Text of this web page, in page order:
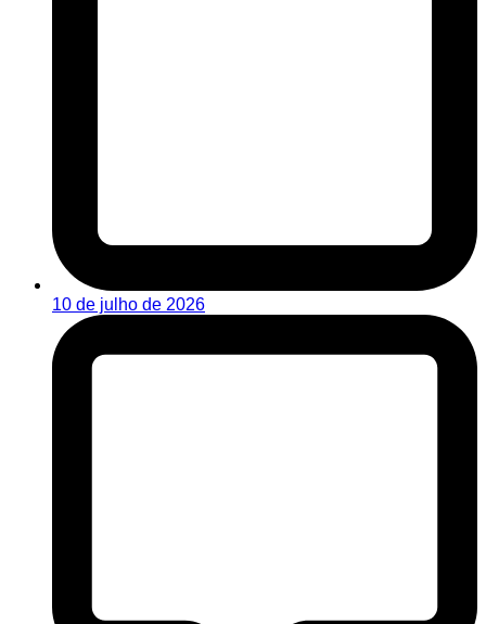
10 de julho de 2026